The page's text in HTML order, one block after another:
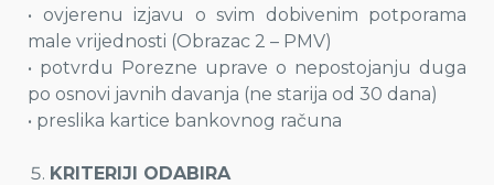
• ovjerenu izjavu o svim dobivenim potporama
male vrijednosti (Obrazac 2 – PMV)
• potvrdu Porezne uprave o nepostojanju duga
po osnovi javnih davanja (ne starija od 30 dana)
• preslika kartice bankovnog računa
KRITERIJI ODABIRA